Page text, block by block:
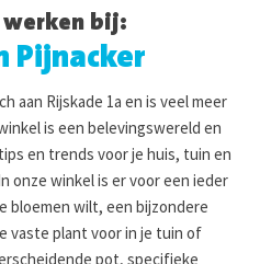
bij:
aan Rijskade 1a en is veel meer
is een belevingswereld en
en trends voor je huis, tuin en
onze winkel is er voor een ieder
bloemen wilt, een bijzondere
vaste plant voor in je tuin of
pot, specifieke